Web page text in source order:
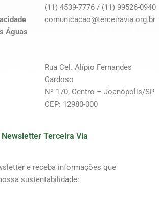
Águas
(11) 4539-7776 / (11) 99526-0940
comunicacao@terceiravia.org.br
Rua Cel. Alípio Fernandes
Cardoso
Nº 170, Centro – Joanópolis/SP
CEP: 12980-000
Newsletter Terceira Via
e receba informações que
sustentabilidade: